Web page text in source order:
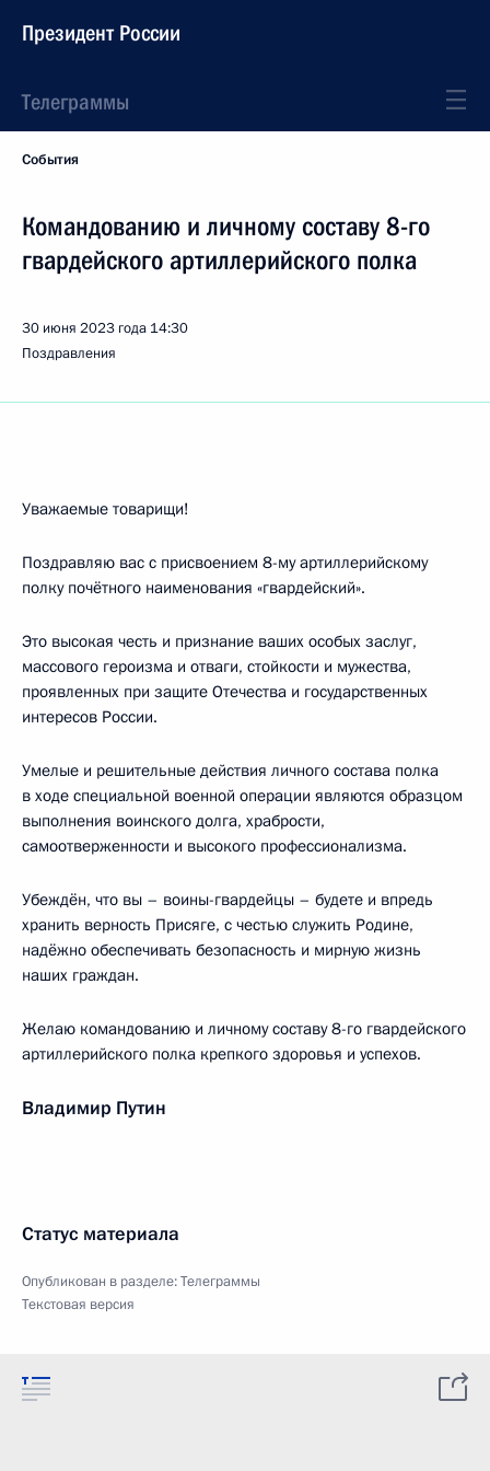
Президент России
Телеграммы
События
Командованию и личному составу 8-го
гвардейского артиллерийского полка
30 июня 2023 года 14:30
Поздравления
Уважаемые товарищи!
Поздравляю вас с присвоением 8-му артиллерийскому
полку почётного наименования «гвардейский».
Это высокая честь и признание ваших особых заслуг,
массового героизма и отваги, стойкости и мужества,
проявленных при защите Отечества и государственных
интересов России.
Умелые и решительные действия личного состава полка
в ходе специальной военной операции являются образцом
выполнения воинского долга, храбрости,
самоотверженности и высокого профессионализма.
Убеждён, что вы – воины-гвардейцы – будете и впредь
хранить верность Присяге, с честью служить Родине,
надёжно обеспечивать безопасность и мирную жизнь
наших граждан.
Желаю командованию и личному составу 8-го гвардейского
артиллерийского полка крепкого здоровья и успехов.
Владимир Путин
Статус материала
Опубликован в разделе:Телеграммы
Текстовая версия